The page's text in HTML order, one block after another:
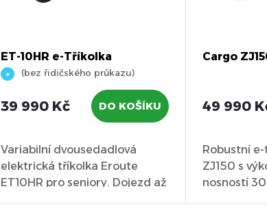
ET-10HR e-Tříkolka
(bez řidičského průkazu)
39 990 Kč DO KOŠÍKU
Variabilní dvousedadlová
elektrická tříkolka Eroute
ET10HR pro seniory. Dojezd až
Cargo
49 990
Robustní
ZJ150 s
nosností